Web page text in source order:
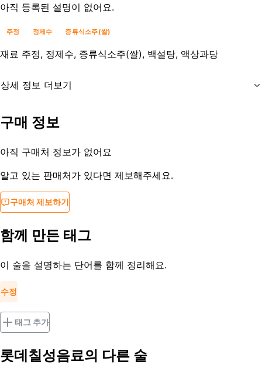
아직 등록된 설명이 없어요.
주정 정제수 증류식소주(쌀)
재료 주정, 정제수, 증류식소주(쌀), 백설탕, 액상과당
상세 정보 더보기
등록일
구매 정보
아직 구매처 정보가 없어요
알고 있는 판매처가 있다면 제보해주세요.
구매처 제보하기
함께 만든 태그
이 술을 설명하는 단어를 함께 정리해요.
수정
태그 추가
롯데칠성음료의 다른 술